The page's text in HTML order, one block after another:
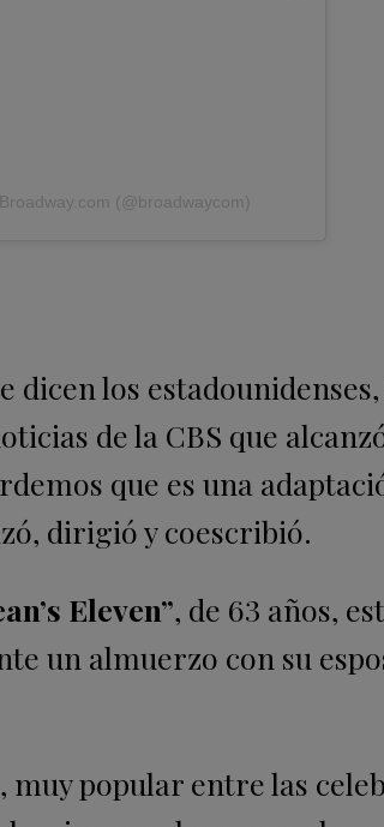
(@broadwaycom)
dicen los
de la CBS que
que es una
dirigió y coescribió.
Eleven”, de 63 años,
un almuerzo con su
, muy popular entre las